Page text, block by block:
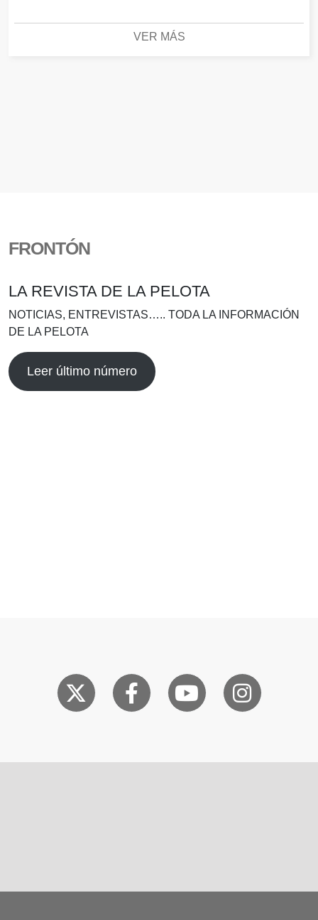
VER MÁS
FRONTÓN
LA REVISTA DE LA PELOTA
NOTICIAS, ENTREVISTAS….. TODA LA INFORMACIÓN
DE LA PELOTA
Leer último número